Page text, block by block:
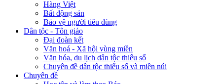
Hàng Việt
Bất động sản
Bảo vệ người tiêu dùng
Dân tộc - Tôn giáo
Đại đoàn kết
Văn hoá - Xã hội vùng miền
Văn hóa, du lịch dân tộc thiểu số
Chuyên đề dân tộc thiểu số và miền núi
Chuyên đề